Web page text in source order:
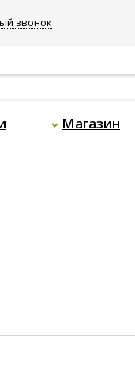
звонок
Магазин